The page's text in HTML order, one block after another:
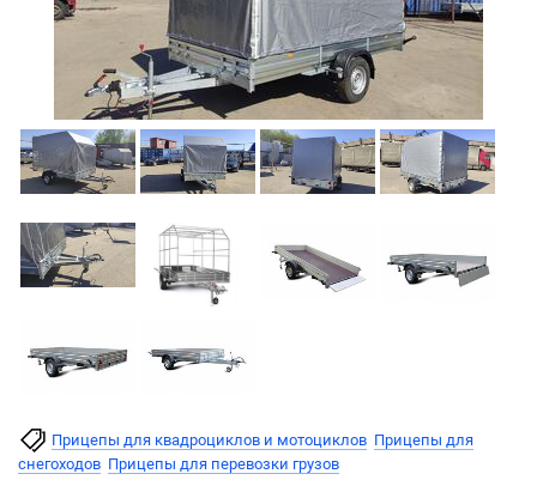
Прицепы для квадроциклов и мотоциклов Прицепы для
снегоходов Прицепы для перевозки грузов